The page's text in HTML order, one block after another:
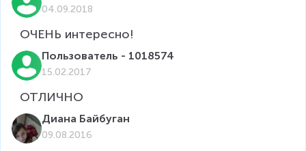
04.09.2018
ОЧЕНЬ интересно!
Пользователь - 1018574
15.02.2017
ОТЛИЧНО
Диана Байбуган
09.08.2016